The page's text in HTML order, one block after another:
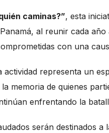
caminas?”, esta
al reunir cada
con una
actividad representa un
memoria de quienes
enfrentando la
serán destinados a